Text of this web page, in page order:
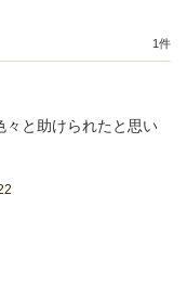
1件
と助けられたと思い